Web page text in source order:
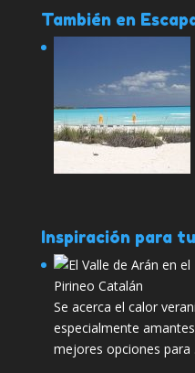
También en
Inspiración para
Se acerca el calor
especialmente
mejores opciones para